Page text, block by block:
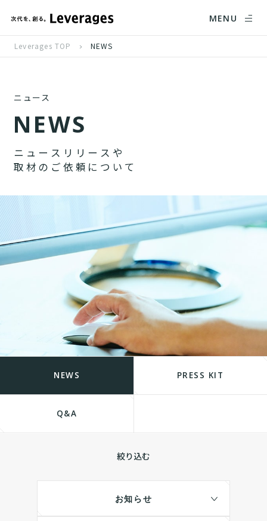
MENU
Leverages TOP NEWS
ニュース
NEWS
ニ ュ ー ス リ リ ー ス や
取 材 の ご 依 頼 に つ い て
NEWS PRESS KIT
Q&A
絞り込む
お知らせ